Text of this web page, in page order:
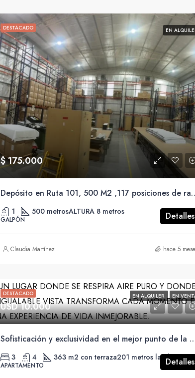
DESTACADO EN
$ 175.000
Depósito en Ruta 101, 500
1 500 metrosALTURA 8 metros
GALPÓN Detalles
Claudia Martínez hace 5
DESTACADO EN ALQUILER EN
USD 10.000
Sofisticación y exclusividad en el
3 4 363 m2 con terraza201 metros la planta
APARTAMENTO Detalles